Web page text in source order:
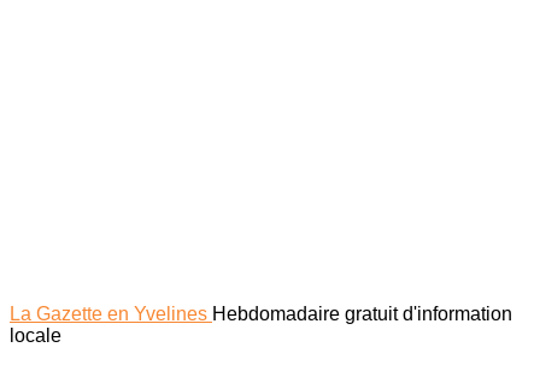
La Gazette en Yvelines Hebdomadaire gratuit d'information
locale